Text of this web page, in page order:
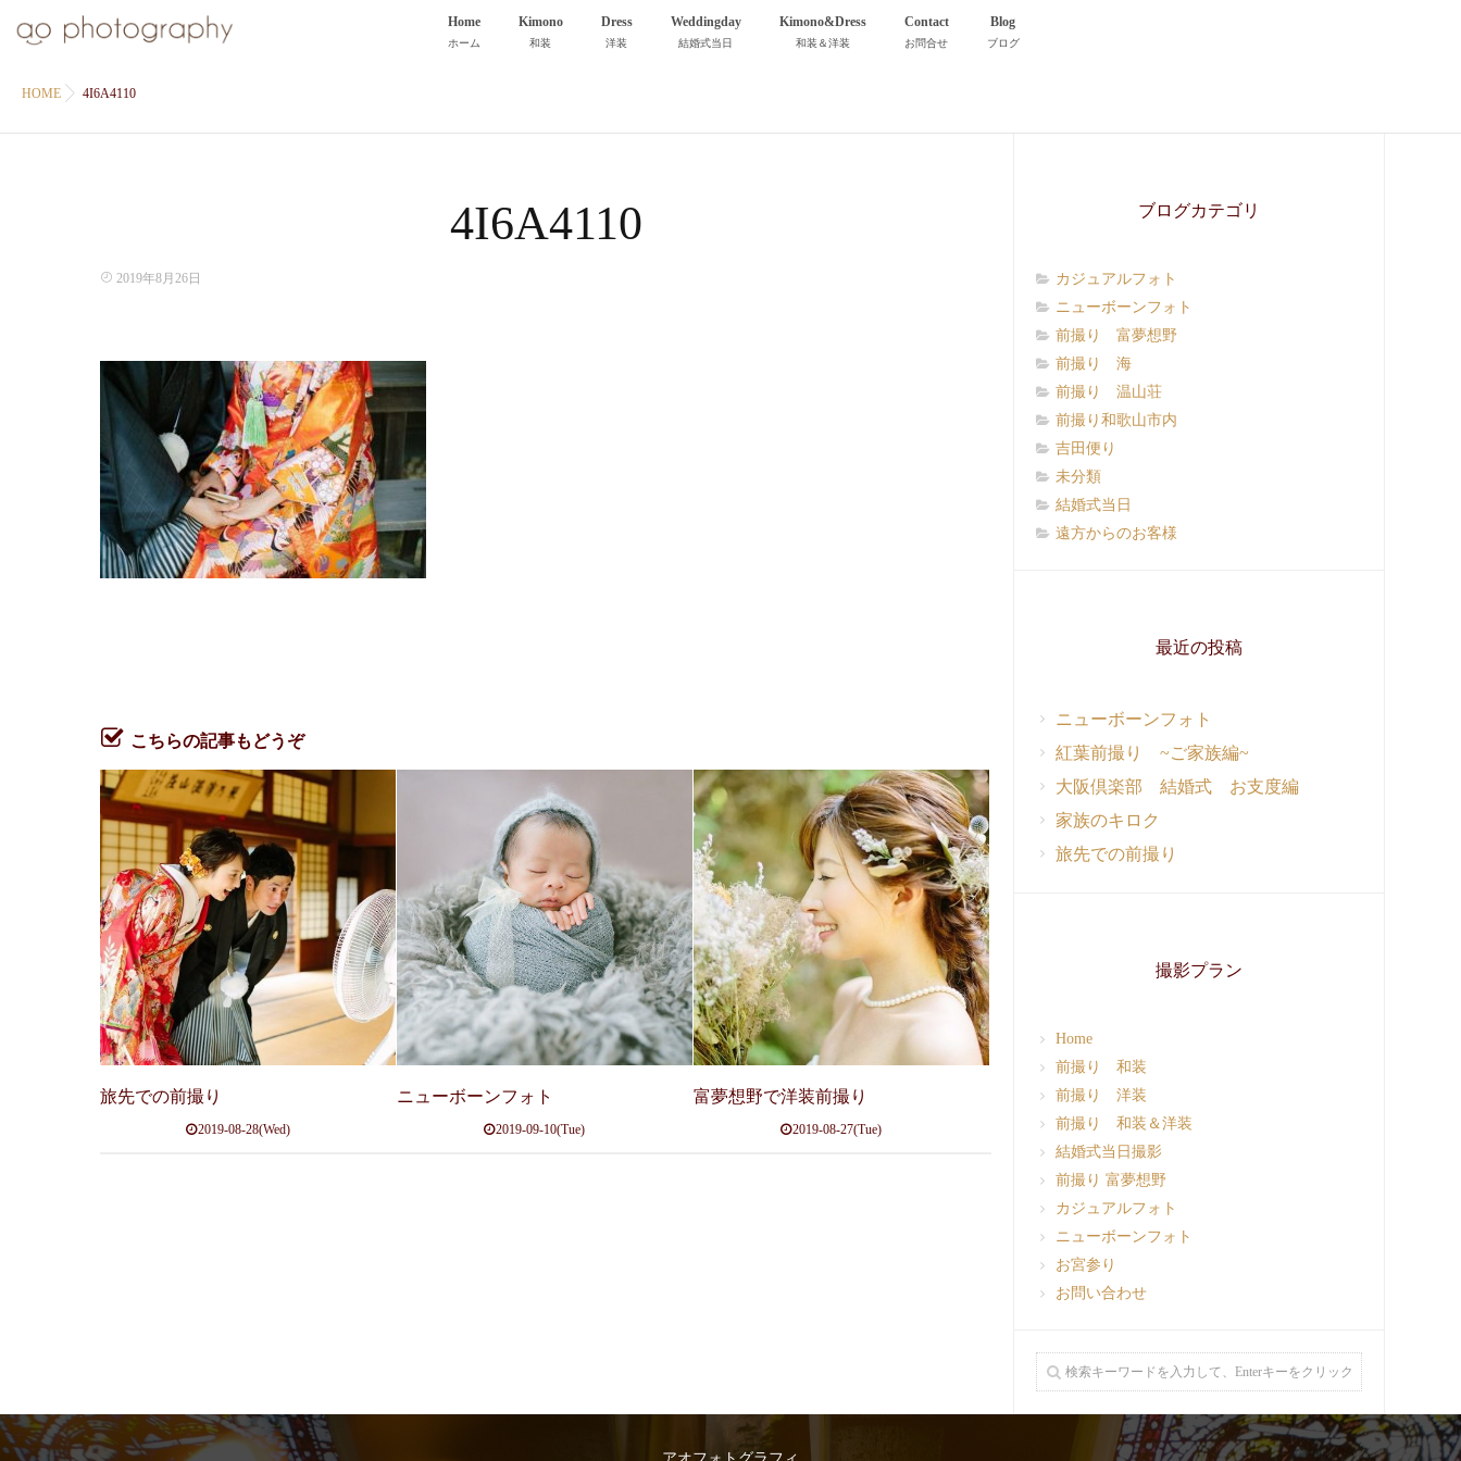
Home
ホーム
Kimono
和装
Dress
洋装
Weddingday
結婚式当日
Kimono&Dress
和装＆洋装
Contact
お問合せ
Blog
ブログ
HOME 4I6A4110
4I6A4110
2019年8月26日
こちらの記事もどうぞ
旅先での前撮り
2019-08-28(Wed)
ニューボーンフォト
2019-09-10(Tue)
富夢想野で洋装前撮り
2019-08-27(Tue)
ブログカテゴリ
カジュアルフォト
ニューボーンフォト
前撮り 富夢想野
前撮り 海
前撮り 温山荘
前撮り和歌山市内
吉田便り
未分類
結婚式当日
遠方からのお客様
最近の投稿
ニューボーンフォト
紅葉前撮り ~ご家族編~
大阪倶楽部 結婚式 お支度編
家族のキロク
旅先での前撮り
撮影プラン
Home
前撮り 和装
前撮り 洋装
前撮り 和装＆洋装
結婚式当日撮影
前撮り 富夢想野
カジュアルフォト
ニューボーンフォト
お宮参り
お問い合わせ